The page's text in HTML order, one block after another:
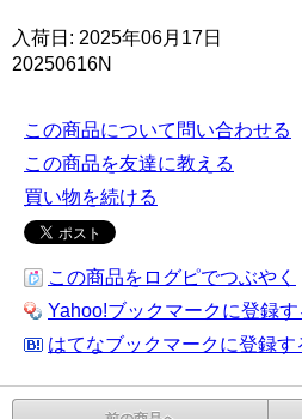
入荷日: 2025年06月17日
20250616N
この商品について問い合わせる
この商品を友達に教える
買い物を続ける
この商品をログピでつぶやく
Yahoo!ブックマークに登録す
はてなブックマークに登録す